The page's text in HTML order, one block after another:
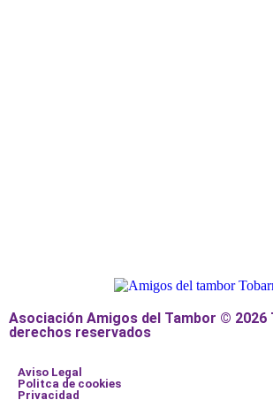
Asociación Amigos del Tambor © 2026
derechos reservados
Aviso Legal
Politca de cookies
Privacidad